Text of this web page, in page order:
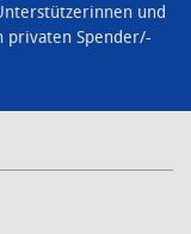
und
privaten Spender/-